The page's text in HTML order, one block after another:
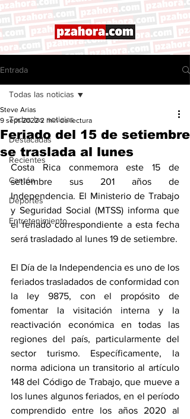
Entrada
Todas las noticias
Destacadas
Recientes
Cantón
Deportes
Entretenimiento
Todas las noticias
Feriado del 15 de setiembre
se traslada al lunes
Steve Arias
9 sept 2022 2 min de lectura
Costa Rica conmemora este 15 de
setiembre sus 201 años de
Independencia. El Ministerio de Trabajo
y Seguridad Social (MTSS) informa que
el feriado correspondiente a esta fecha
El Día de la Independencia es uno de los
feriados trasladados de conformidad con
la ley 9875, con el propósito de
fomentar la visitación interna y la
reactivación económica en todas las
regiones del país, particularmente del
sector turismo. Específicamente, la
norma adiciona un transitorio al artículo
148 del Código de Trabajo, que mueve a
los lunes algunos feriados, en el período
comprendido entre los años 2020 al